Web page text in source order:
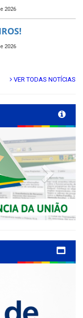
2026
2026
VER TODAS NOTÍCIAS
Next